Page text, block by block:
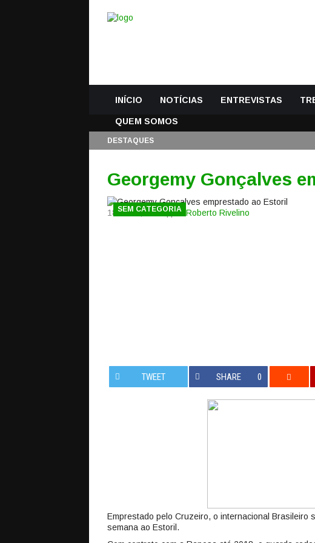
INÍCIO NOTÍCIAS ENTREVISTAS
QUEM SOMOS
DESTAQUES
Georgemy Gonçalves
18 Julho, 2015 | por Roberto Rivelino
SEM CATEGORIA
TWEET SHARE 0
Emprestado pelo Cruzeiro, o internacional Brasileiro
semana ao Estoril.